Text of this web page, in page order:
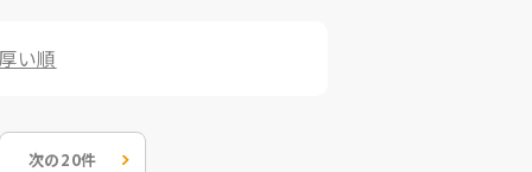
い順
次の20件